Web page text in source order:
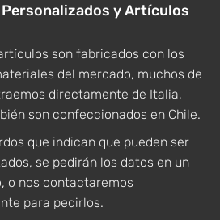
y Artículos
son fabricados con los
del mercado, muchos de
directamente de Italia,
son confeccionados en Chile.
que indican que pueden ser
se pedirán los datos en un
o nos contactaremos
para pedirlos.